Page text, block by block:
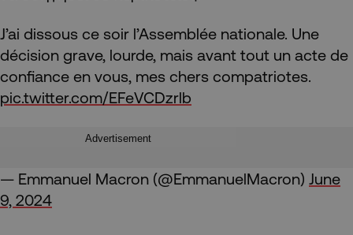
J’ai dissous ce soir l’Assemblée nationale. Une
décision grave, lourde, mais avant tout un acte de
confiance en vous, mes chers compatriotes.
pic.twitter.com/EFeVCDzrlb
Advertisement
— Emmanuel Macron (@EmmanuelMacron) June
9, 2024